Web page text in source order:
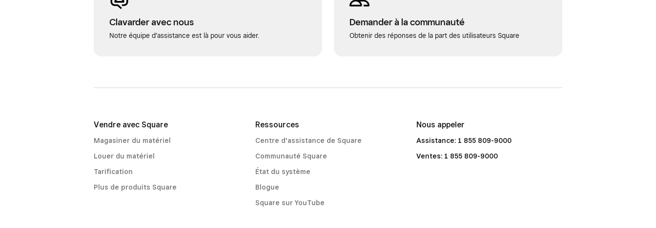
Clavarder avec nous
Notre équipe d’assistance est là pour vous aider.
Demander à la communauté
Obtenir des réponses de la part des utilisateurs Square
Vendre avec Square
Magasiner du matériel
Louer du matériel
Tarification
Plus de produits Square
Ressources
Centre d'assistance de Square
Communauté Square
État du système
Blogue
Square sur YouTube
Nous appeler
Assistance: 1 855 809-9000
Ventes: 1 855 809-9000